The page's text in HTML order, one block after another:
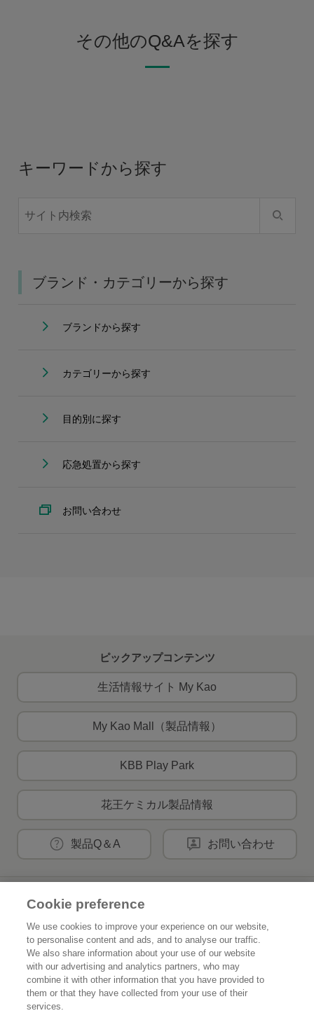
その他のQ&Aを探す
キーワードから探す
ブランド・カテゴリーから探す
ブランドから探す
カテゴリーから探す
目的別に探す
応急処置から探す
お問い合わせ
ピックアップコンテンツ
生活情報サイト My Kao
My Kao Mall（製品情報）
KBB Play Park
花王ケミカル製品情報
製品Q＆A お問い合わせ
花王公式SNSアカウント
Home 花王について
サステナビリティ
Cookie preference
We use cookies to improve your experience on our website,
to personalise content and ads, and to analyse our traffic.
We also share information about your use of our website
with our advertising and analytics partners, who may
combine it with other information that you have provided to
them or that they have collected from your use of their
services.